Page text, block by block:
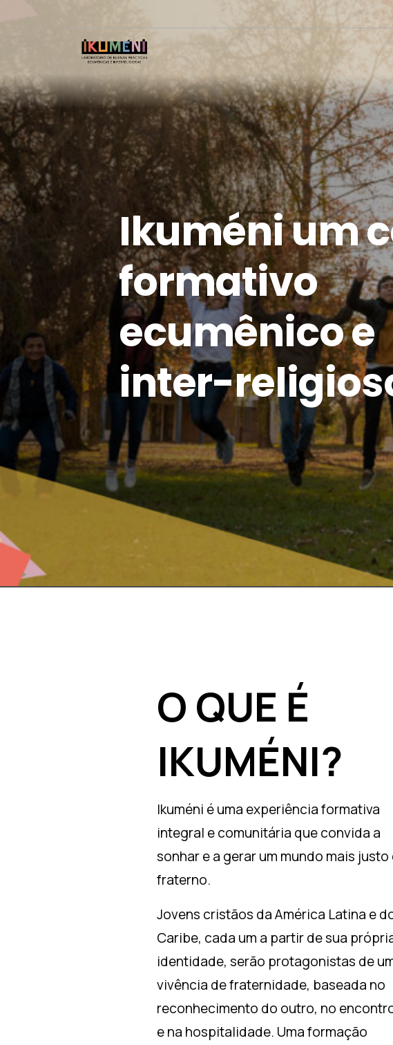
Ikuméni um
formativo
ecumênico e
inter-
O QUE É
IKUMÉNI?
Ikuméni é uma experiência formativa
integral e comunitária que convida a
sonhar e a gerar um mundo mais justo
fraterno.
Jovens cristãos da América Latina e
Caribe, cada um a partir de sua
identidade, serão protagonistas de
vivência de fraternidade, baseada no
reconhecimento do outro, no
e na hospitalidade. Uma formação